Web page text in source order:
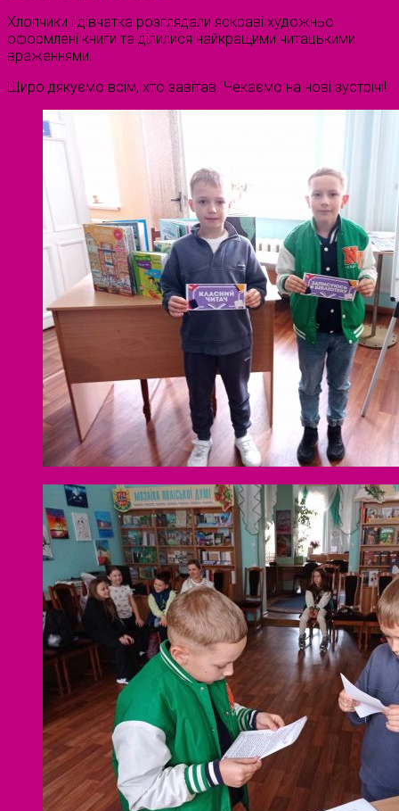
Хлопчики і дівчатка розглядали яскраві художньо
оформлені книги та ділилися найкращими читацькими
враженнями.
Щиро дякуємо всім, хто завітав. Чекаємо на нові зустрічі!